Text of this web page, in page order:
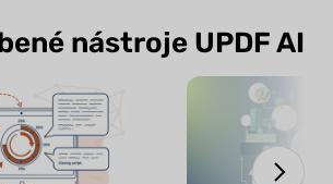
nástroje UPDF AI